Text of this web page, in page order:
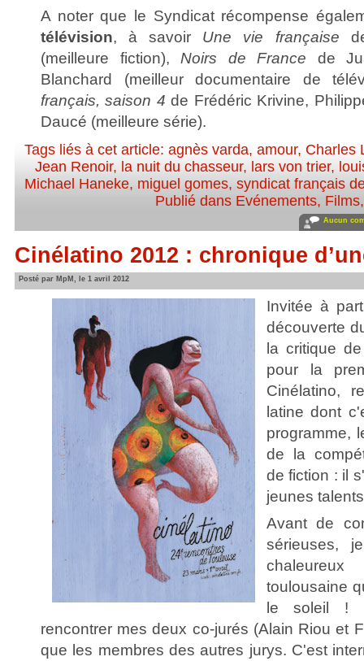
A noter que le Syndicat récompense
télévision, à savoir Une vie française
(meilleure fiction),Noirs de France de
Blanchard (meilleur documentaire de
français, saison 4 de Frédéric Krivine,
Daucé (meilleure série).
Tags liés à cet article:agnès varda,amour, Charles
Jean Renoir, la nuit du chasseur, lars von trier,
Michael Haneke, miguel gomes,syndicat français
Publié dans Evénements, Films
Aucun
Cinélatino 2012 : chronique
Posté par MpM, le 1 avril 2012
Invitée à
découverte
la critique
pour la
Cinélatino,
latine dont
programme,
de la
de fiction : il
jeunes
Avant de
sérieuses,
toulousaine
le soleil !
rencontrer mes deux co-jurés (Alain Riou et
que les membres des autres jurys. C'est